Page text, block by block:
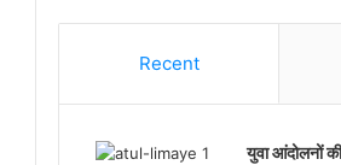
Recent
युवा आंदोलनों